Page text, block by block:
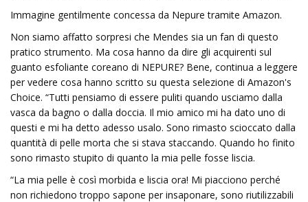
Immagine gentilmente concessa da Nepure tramite Amazon.
Non siamo affatto sorpresi che Mendes sia un fan di questo
pratico strumento. Ma cosa hanno da dire gli acquirenti sul
guanto esfoliante coreano di NEPURE? Bene, continua a leggere
per vedere cosa hanno scritto su questa selezione di Amazon's
Choice. “Tutti pensiamo di essere puliti quando usciamo dalla
vasca da bagno o dalla doccia. Il mio amico mi ha dato uno di
questi e mi ha detto adesso usalo. Sono rimasto scioccato dalla
quantità di pelle morta che si stava staccando. Quando ho finito
sono rimasto stupito di quanto la mia pelle fosse liscia.
“La mia pelle è così morbida e liscia ora! Mi piacciono perché
non richiedono troppo sapone per insaponare, sono riutilizzabili